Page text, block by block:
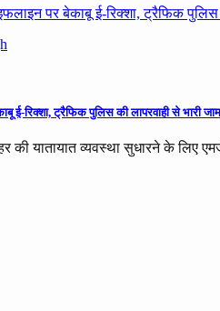
रिक्शा, ट्रैफिक पुलिस की लापरवाही से भारी जाम
यातायात व्यवस्था सुधारने के लिए